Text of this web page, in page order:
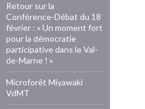
Retour sur la
Conférence-Débat du 18
février : « Un moment fort
pour la démocratie
participative dans le Val-
de-Marne ! »
Microforêt Miyawaki
VdMT